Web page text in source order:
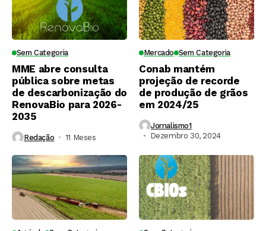
Sem Categoria
MME abre consulta
pública sobre metas
de descarbonização do
RenovaBio para 2026-
2035
Redação 11 Meses ⁮
Mercado Sem Categoria
Conab mantém
projeção de recorde
de produção de grãos
em 2024/25
Jornalismo1
Dezembro 30, 2024